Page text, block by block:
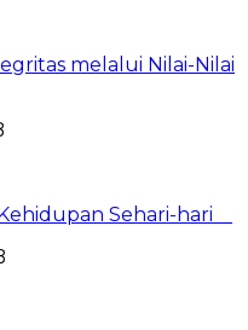
melalui Nilai-Nilai
Sehari-hari